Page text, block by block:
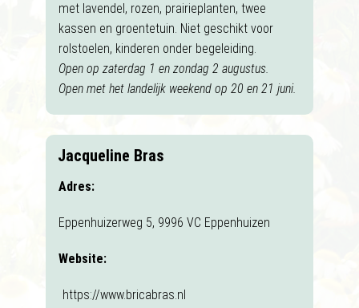
met lavendel, rozen, prairieplanten, twee
kassen en groentetuin. Niet geschikt voor
rolstoelen, kinderen onder begeleiding.
Open op zaterdag 1 en zondag 2 augustus.
Open met het landelijk weekend op 20 en 21 juni.
Jacqueline Bras
Adres:
Eppenhuizerweg 5, 9996 VC Eppenhuizen
Website:
https://www.bricabras.nl